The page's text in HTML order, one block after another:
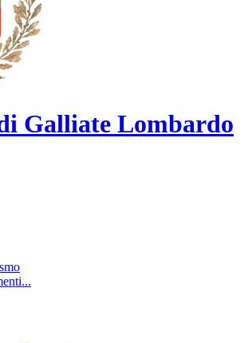
Galliate Lombardo